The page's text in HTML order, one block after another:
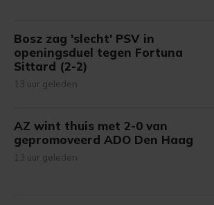
Bosz zag 'slecht' PSV in
openingsduel tegen Fortuna
Sittard (2-2)
13 uur geleden
AZ wint thuis met 2-0 van
gepromoveerd ADO Den Haag
13 uur geleden